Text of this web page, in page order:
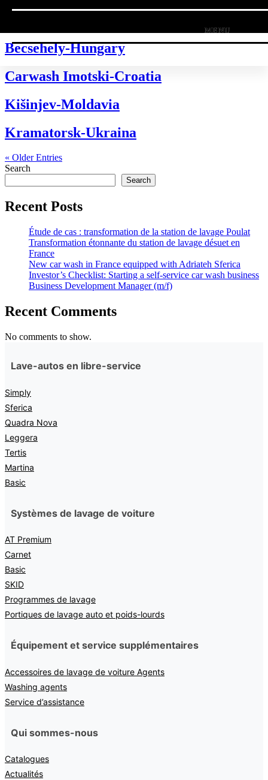
Becsehely-Hungary
Carwash Imotski-Croatia
Kišinjev-Moldavia
Kramatorsk-Ukraina
« Older Entries
Search
Search
Recent Posts
Étude de cas : transformation de la station de lavage Poulat
Transformation étonnante du station de lavage désuet en
France
New car wash in France equipped with Adriateh Sferica
Investor’s Checklist: Starting a self-service car wash business
Business Development Manager (m/f)
Recent Comments
No comments to show.
Lave-autos en libre-service
Simply
Sferica
Quadra Nova
Leggera
Tertis
Martina
Basic
Systèmes de lavage de voiture
AT Premium
Carnet
Basic
SKID
Programmes de lavage
Portiques de lavage auto et poids-lourds
Équipement et service supplémentaires
Accessoires de lavage de voiture Agents
Washing agents
Service d’assistance
Qui sommes-nous
Catalogues
Actualités